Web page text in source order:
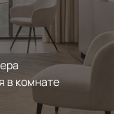
в комнате